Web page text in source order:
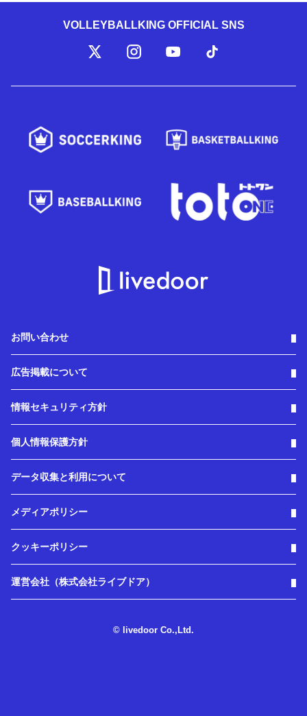
VOLLEYBALLKING OFFICIAL SNS
お問い合わせ
広告掲載について
情報セキュリティ方針
個人情報保護方針
データ収集と利用について
メディアポリシー
クッキーポリシー
運営会社（株式会社ライブドア）
© livedoor Co.,Ltd.